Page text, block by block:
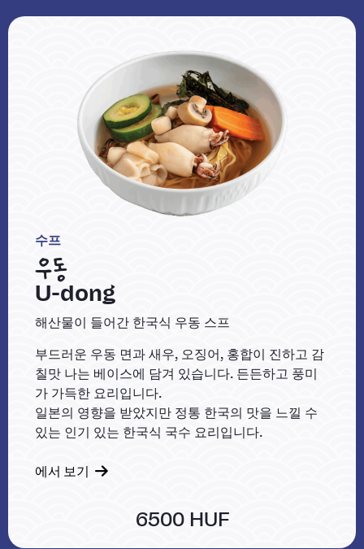
수프
우동
U-dong
해산물이 들어간 한국식 우동 스프
부드러운 우동 면과 새우, 오징어, 홍합이 진하고 감
칠맛 나는 베이스에 담겨 있습니다. 든든하고 풍미
가 가득한 요리입니다.
일본의 영향을 받았지만 정통 한국의 맛을 느낄 수
있는 인기 있는 한국식 국수 요리입니다.
에서 보기
6500 HUF